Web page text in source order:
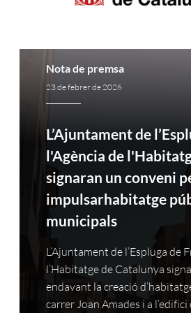
Nota de premsa
23 de febrer de 2026
L’Ajuntament de
l'Agència de
signaran un conveni
impulsarhabitatge
municipals
L’Ajuntament de l’Espluga de
l’Habitatge de Catalunya
endavant la creació
carrer Joan Amades i a